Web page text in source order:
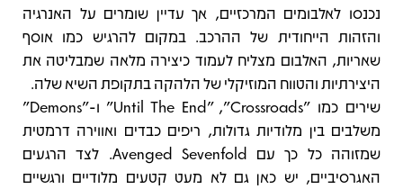
נכנסו לאלבומים המרכזיים, אך עדיין שומרים על האנרגיה
והזהות הייחודית של ההרכב. במקום להרגיש כמו אוסף
שאריות, האלבום מצליח לעמוד כיצירה מלאה שמבליטה את
היצירתיות והטווח המוזיקלי של הלהקה בתקופת השיא שלה.
שירים כמו "Crossroads", ‏"Until The End" ו-"Demons"
משלבים בין מלודיות גדולות, ריפים כבדים ואווירה דרמטית
שמזוהה כל כך עם Avenged Sevenfold. לצד הרגעים
האגרסיביים, יש כאן גם לא מעט קטעים מלודיים ורגשיים